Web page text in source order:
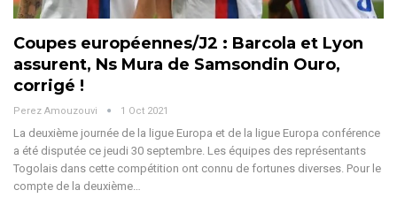
Coupes européennes/J2 : Barcola et Lyon
assurent, Ns Mura de Samsondin Ouro,
corrigé !
Perez Amouzouvi 1 Oct 2021
La deuxième journée de la ligue Europa et de la ligue Europa conférence
a été disputée ce jeudi 30 septembre. Les équipes des représentants
Togolais dans cette compétition ont connu de fortunes diverses. Pour le
compte de la deuxième…